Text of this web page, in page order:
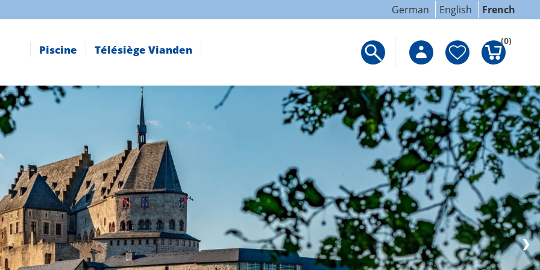
German English French
Piscine Télésiège Vianden
(0)
❯